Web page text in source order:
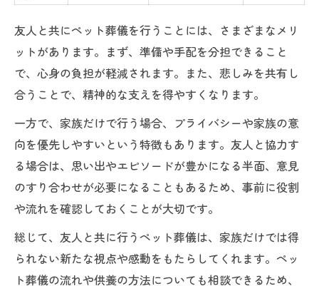
友人と共にペット葬儀を行うことには、さまざまなメリ
ットがあります。まず、準備や手配を分担できること
で、心身の負担が軽減されます。また、悲しみを共有し
合うことで、精神的な支えを得やすくなります。
一方で、家族だけで行う場合、プライバシーや家族の意
向を優先しやすいという特徴もあります。友人と協力す
る場合は、思い出やエピソードが豊かになる半面、意見
のすり合わせが必要になることもあるため、事前に役割
や流れを確認しておくことが大切です。
総じて、友人と共に行うペット葬儀は、家族だけでは得
られない新たな視点や感動をもたらしてくれます。ペッ
ト葬儀の流れや供養の方法についても相談できるため、